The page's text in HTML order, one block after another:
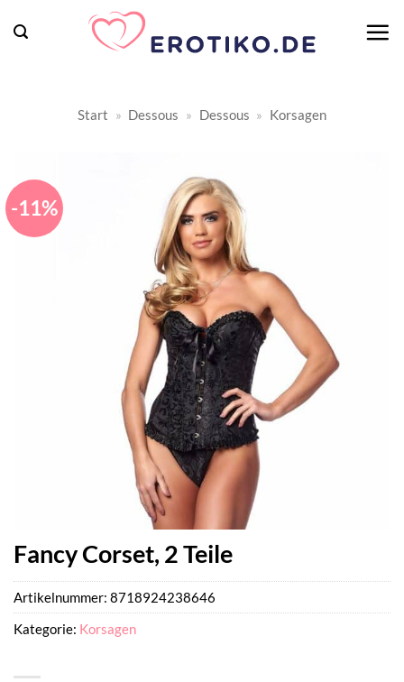
Inhalt
Start » Dessous » Dessous » Korsagen
-11%
Fancy Corset, 2 Teile
Artikelnummer: 8718924238646
Kategorie: Korsagen